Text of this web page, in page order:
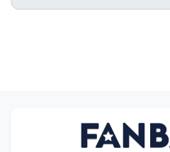
Gamer cuccok
Terméktípusok